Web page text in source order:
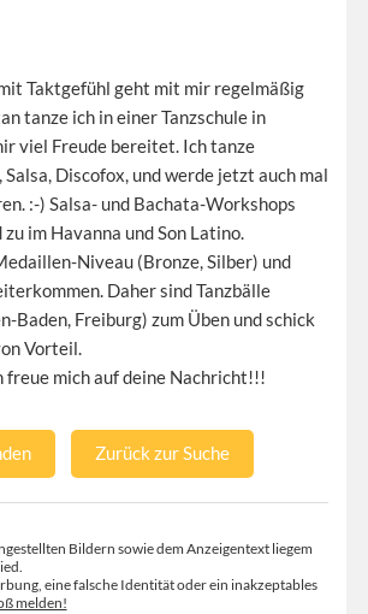
Taktgefühl geht mit mir regelmäßig
tanze ich in einer Tanzschule in
viel Freude bereitet. Ich tanze
Discofox, und werde jetzt auch mal
:-) Salsa- und Bachata-Workshops
zu im Havanna und Son Latino.
Niveau (Bronze, Silber) und
Daher sind Tanzbälle
Baden, Freiburg) zum Üben und schick
Vorteil.
freue mich auf deine Nachricht!!!
Zurück zur Suche
Bildern sowie dem Anzeigentext liegem
eine falsche Identität oder ein inakzeptables
melden!